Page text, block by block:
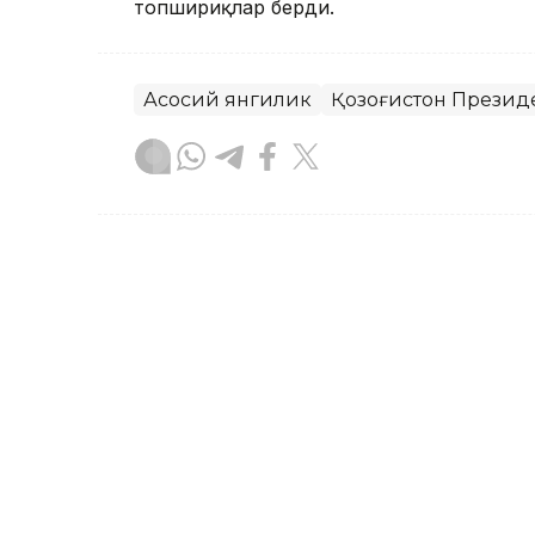
топшириқлар берди.
Асосий янгилик Қозоғистон